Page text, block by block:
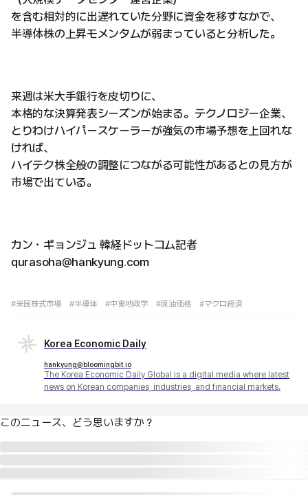
を含む相対的に出遅れていた分野に資金を移すなかで、
半導体株の上昇モメンタムが弱まっていると分析した。
来週は米大手銀行を皮切りに、
本格的な決算発表シーズンが始まる。テクノロジー企業、
とりわけハイパースケーラーが強気の市場予想を上回れな
ければ、
ハイテク株全般の調整につながる可能性があるとの見方が
市場で出ている。
カン・ギョンジュ 韓経ドットコム記者
qurasoha@hankyung.com
#米国株式市場 #半導体 #中東地政学 #原油価格 #マクロ経済
Korea Economic Daily
hankyung@bloomingbit.io
The Korea Economic Daily Global is a digital media where latest
news on Korean companies, industries, and financial markets.
このニュース、どう思いますか？